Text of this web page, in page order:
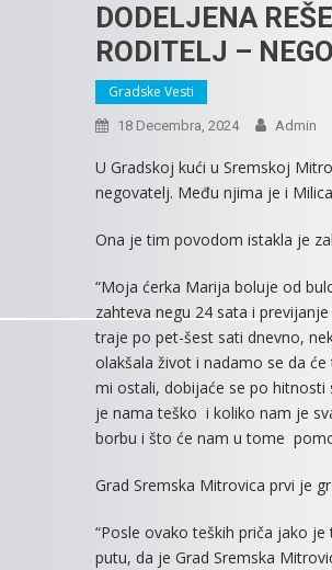
DODELJENA
RODITELJ –
Gradske Vesti
18 Decembra, 2024 Admin
U Gradskoj kući u Sremskoj
negovatelj. Među njima je i
Ona je tim povodom istakla je
“Moja ćerka Marija boluje od
zahteva negu 24 sata i
traje po pet-šest sati dnevno,
olakšala život i nadamo se da
mi ostali, dobijaće se po hitnosti
je nama teško i koliko nam je
borbu i što će nam u tome
Grad Sremska Mitrovica prvi je
“Posle ovako teških priča jako
putu, da je Grad Sremska